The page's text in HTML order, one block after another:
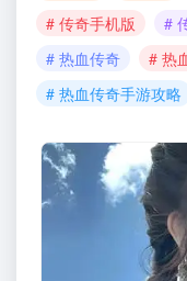
# 传奇手机版
#
# 热血传奇
# 热
# 热血传奇手游攻略